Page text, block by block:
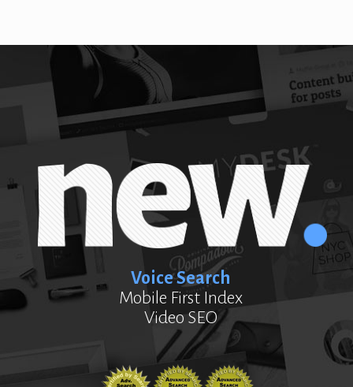
Voice Search
Mobile First Index
Video SEO